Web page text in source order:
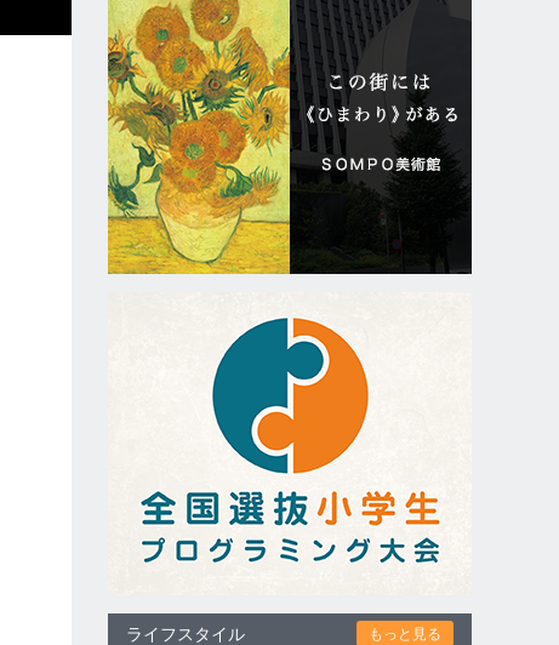
ライフスタイル もっと見る